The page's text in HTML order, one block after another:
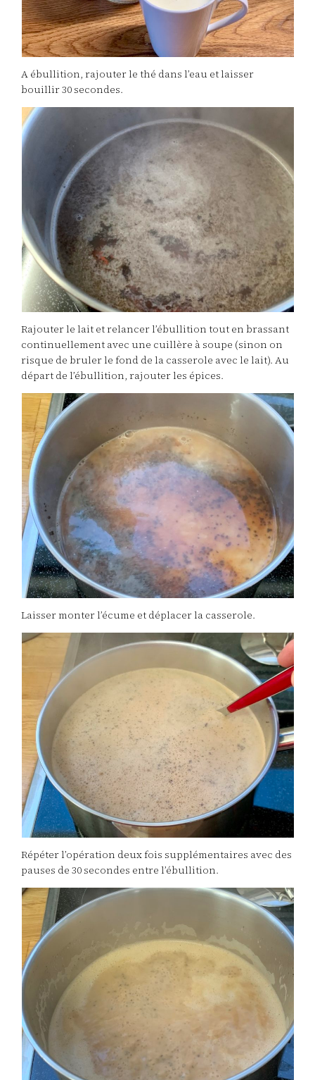
A ébullition, rajouter le thé dans l’eau et laisser
bouillir 30 secondes.
Rajouter le lait et relancer l’ébullition tout en brassant
continuellement avec une cuillère à soupe (sinon on
risque de bruler le fond de la casserole avec le lait). Au
départ de l’ébullition, rajouter les épices.
Laisser monter l’écume et déplacer la casserole.
Répéter l’opération deux fois supplémentaires avec des
pauses de 30 secondes entre l’ébullition.